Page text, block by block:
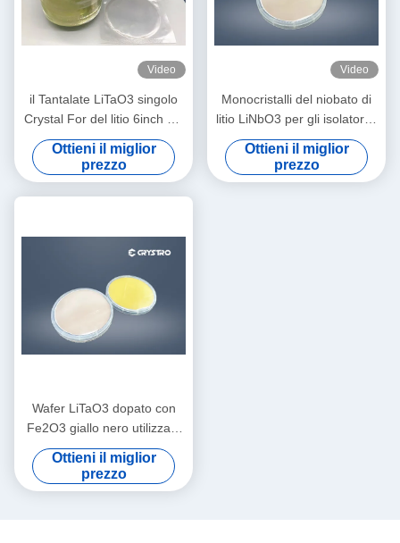
Video
il Tantalate LiTaO3 singolo
Crystal For del litio 6inch HA
VISTO i filtri
Ottieni il miglior
prezzo
Video
Monocristalli del niobato di
litio LiNbO3 per gli isolatori e
le circolatori ottici della fibra
Ottieni il miglior
prezzo
Wafer LiTaO3 dopato con
Fe2O3 giallo nero utilizzato
per la fotorefrazione
Ottieni il miglior
prezzo